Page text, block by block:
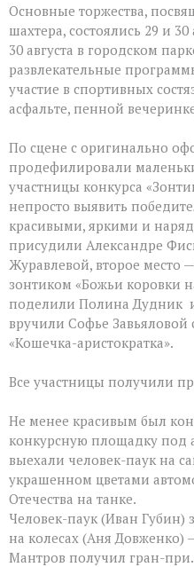
Основные торжества,
шахтера, состоялись 29 и 30
30 августа в городском
развлекательные
участие в спортивных
асфальте, пенной
По сцене с оригинально
продефилировали
участницы конкурса
непросто выявить
красивыми, яркими и
присудили Александре
Журавлевой, второе место
зонтиком «Божьи коровки
поделили Полина Дудник
вручили Софье
«Кошечка-аристократка».
Все участницы получили
Не менее красивым был
конкурсную площадку под
выехали человек-паук на
украшенном цветами
Отечества на танке.
Человек-паук (Иван Губин)
на колесах (Аня Довженко)
Мантров получил гран-при.